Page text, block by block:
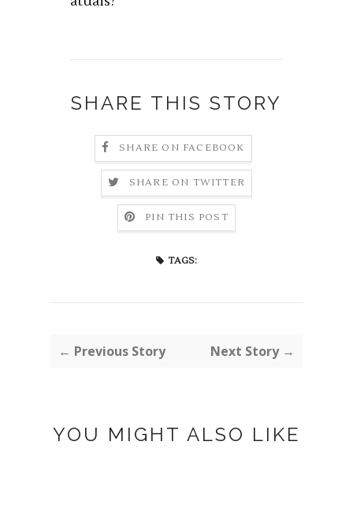
SHARE THIS STORY
SHARE ON FACEBOOK
SHARE ON TWITTER
PIN THIS POST
TAGS:
← Previous Story Next Story →
YOU MIGHT ALSO LIKE